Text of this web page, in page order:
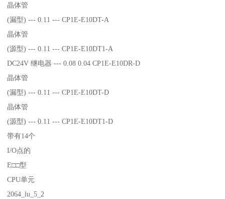
晶体管
(漏型) --- 0.11 --- CP1E-E10DT-A
晶体管
(源型) --- 0.11 --- CP1E-E10DT1-A
DC24V 继电器 --- 0.08 0.04 CP1E-E10DR-D
晶体管
(漏型) --- 0.11 --- CP1E-E10DT-D
晶体管
(源型) --- 0.11 --- CP1E-E10DT1-D
带有14个
I/O点的
E□□型
CPU单元
2064_lu_5_2